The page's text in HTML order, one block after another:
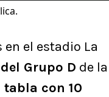
en el estadio La
Grupo D de la
tabla con 10